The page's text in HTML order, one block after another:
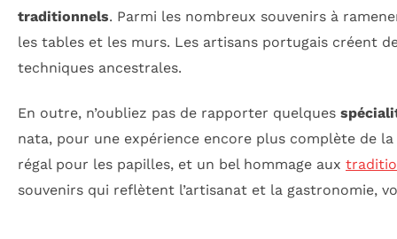
traditionnels. Parmi les nombreux souvenirs à
les tables et les murs. Les artisans portugais créent
techniques ancestrales.
En outre, n’oubliez pas de rapporter quelques
nata, pour une expérience encore plus complète de
régal pour les papilles, et un bel hommage aux
souvenirs qui reflètent l’artisanat et la gastronomie,